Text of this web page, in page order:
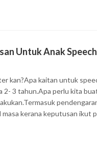
Untuk Anak
kan?Apa kaitan untuk
2- 3 tahun.Apa perlu kita
masa kerana keputusan ikut